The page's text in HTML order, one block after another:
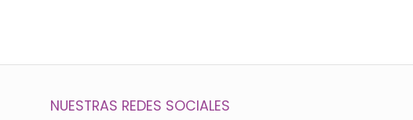
NUESTRAS REDES SOCIALES